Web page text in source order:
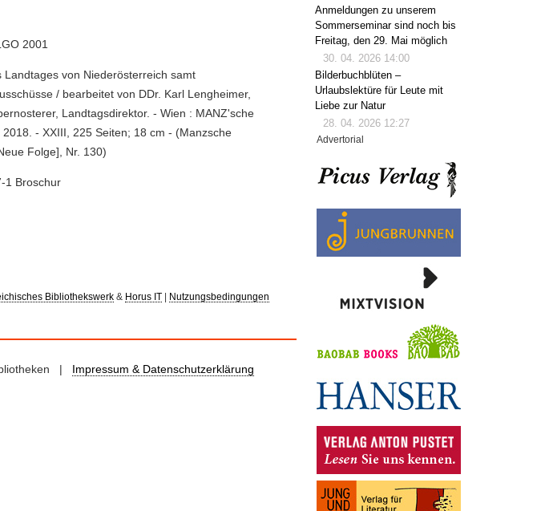
2001
von Niederösterreich samt
/ bearbeitet von DDr. Karl Lengheimer,
Landtagsdirektor. - Wien : MANZ'sche
- XXIII, 225 Seiten; 18 cm - (Manzsche
Folge], Nr. 130)
1 Broschur
Bibliothekswerk& Horus IT Nutzungsbedingungen
| Impressum & Datenschutzerklärung
Anmeldungen zu unserem
Sommerseminar sind noch bis
Freitag, den 29. Mai möglich
30. 04. 2026 14:00
Bilderbuchblüten –
Urlaubslektüre für Leute mit
Liebe zur Natur
28. 04. 2026 12:27
Advertorial